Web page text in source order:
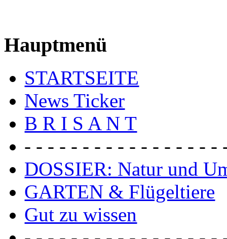
Hauptmenü
STARTSEITE
News Ticker
B R I S A N T
- - - - - - - - - - - - - - - - -
DOSSIER: Natur und
GARTEN & Flügeltiere
Gut zu wissen